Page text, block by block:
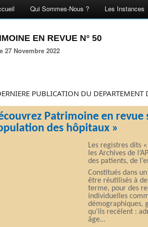
Qui Sommes-Nous ? Les Instances
EN REVUE N° 50
27 Novembre 2022
PUBLICATION DU DEPARTEMENT
Patrimoine en revue
des hôpitaux »
Les registres dits
les Archives de
des patients, de
Constitués dans
être réutilisés à
terme, pour des
individuelles
démographiques,
qu’ils recèlent :
âge…